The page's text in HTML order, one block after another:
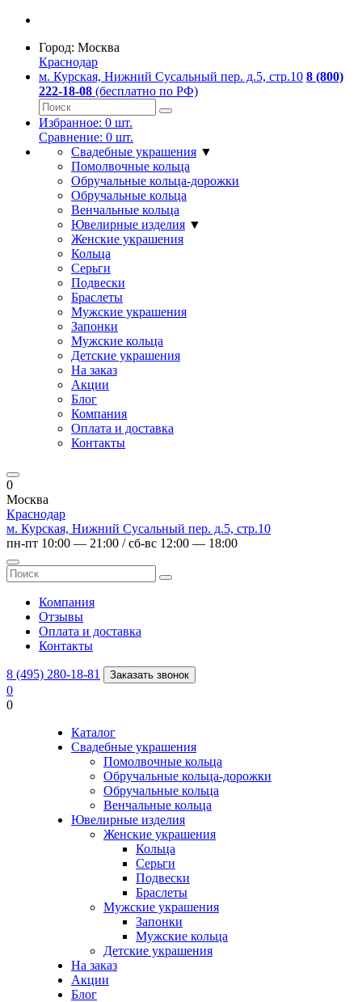
Город: Москва
Краснодар
м. Курская, Нижний Сусальный пер. д.5, стр.10 8 (800)
222-18-08 (бесплатно по РФ)
Избранное: 0 шт.
Сравнение: 0 шт.
Свадебные украшения ▼
Помолвочные кольца
Обручальные кольца-дорожки
Обручальные кольца
Венчальные кольца
Ювелирные изделия ▼
Женские украшения
Кольца
Серьги
Подвески
Браслеты
Мужские украшения
Запонки
Мужские кольца
Детские украшения
На заказ
Акции
Блог
Компания
Оплата и доставка
Контакты
0
Москва
Краснодар
м. Курская, Нижний Сусальный пер. д.5, стр.10
пн-пт 10:00 — 21:00 / сб-вс 12:00 — 18:00
Компания
Отзывы
Оплата и доставка
Контакты
8 (495) 280-18-81 Заказать звонок
0
0
Каталог
Свадебные украшения
Помолвочные кольца
Обручальные кольца-дорожки
Обручальные кольца
Венчальные кольца
Ювелирные изделия
Женские украшения
Кольца
Серьги
Подвески
Браслеты
Мужские украшения
Запонки
Мужские кольца
Детские украшения
На заказ
Акции
Блог